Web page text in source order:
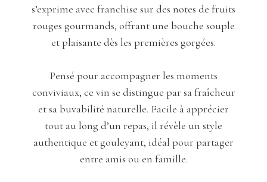
s’exprime avec franchise sur des notes de fruits
rouges gourmands, offrant une bouche souple
et plaisante dès les premières gorgées.
Pensé pour accompagner les moments
conviviaux, ce vin se distingue par sa fraîcheur
et sa buvabilité naturelle. Facile à apprécier
tout au long d’un repas, il révèle un style
authentique et gouleyant, idéal pour partager
entre amis ou en famille.